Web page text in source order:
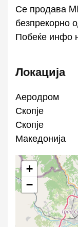
Се продава
безпрекорно
Побеќе инфо
Локација
Аеродром
Скопје
Скопје
Македонија
+
−